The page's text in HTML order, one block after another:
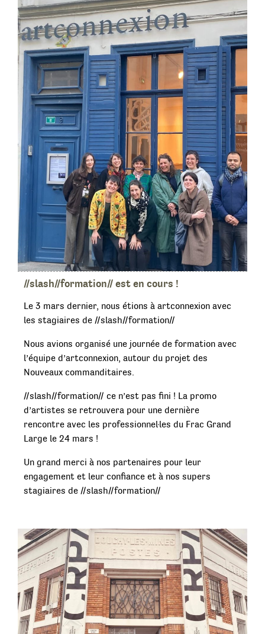
//slash//formation// est en cours !
Le 3 mars dernier, nous étions à artconnexion avec
les stagiaires de //slash//formation//
Nous avions organisé une journée de formation avec
l’équipe d’artconnexion, autour du projet des
Nouveaux commanditaires.
//slash//formation// ce n’est pas fini ! La promo
d’artistes se retrouvera pour une dernière
rencontre avec les professionnel·les du Frac Grand
Large le 24 mars !
Un grand merci à nos partenaires pour leur
engagement et leur confiance et à nos supers
stagiaires de //slash//formation//